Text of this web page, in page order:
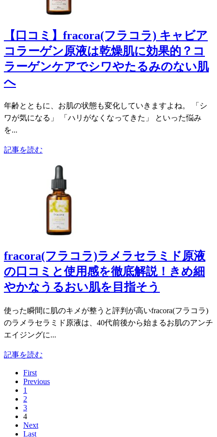
【口コミ】fracora(フラコラ) キャビア
コラーゲン原液は乾燥肌に効果的？コ
ラーゲンケアでシワやたるみのない肌
へ
年齢とともに、お肌の状態も変化していきますよね。 「シ
ワが気になる」 「ハリがなくなってきた」 といった悩み
を...
記事を読む
fracora(フラコラ)ラメラセラミド原液
の口コミと使用感を徹底解説！きめ細
やかなうるおい肌を目指そう
使った瞬間に肌のキメが整うと評判が高いfracora(フラコラ)
のラメラセラミド原液は、40代前後から始まるお肌のアンチ
エイジングに...
記事を読む
First
Previous
1
2
3
4
Next
Last